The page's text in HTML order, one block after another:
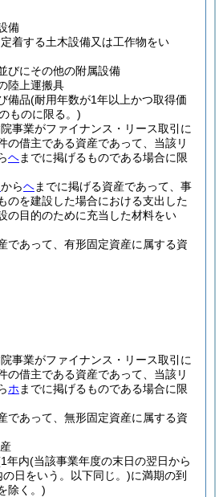
備
着する土木設備又は工作物をい
びにその他の附属設備
陸上運搬具
備品(耐用年数が1年以上かつ取得価
ものに限る。)
事業がファイナンス・リース取引に
の借主である資産であって、当該リ
ヘまでに掲げるものである場合に限
からヘまでに掲げる資産であって、事
のを建設した場合における支出した
の目的のために充当した材料をい
であって、有形固定資産に属する資
事業がファイナンス・リース取引に
の借主である資産であって、当該リ
ホ までに掲げるものである場合に限
であって、無形固定資産に属する資
年内(当該事業年度の末日の翌日から
日をいう。以下同じ。)に満期の到
除く。)